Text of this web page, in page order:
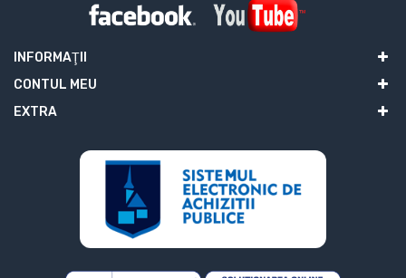
INFORMAŢII
CONTUL MEU
EXTRA